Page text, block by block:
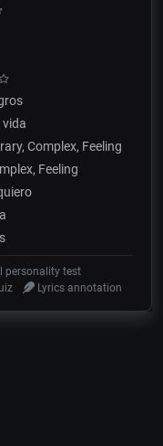
vida
Complex, Feeling
Feeling
personality test
Lyrics annotation